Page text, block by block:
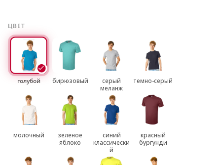
ЦВЕТ
голубой бирюзовый
серый
меланж
темно-серый
молочный
зеленое
яблоко
синий
классически
й
красный
бургунди